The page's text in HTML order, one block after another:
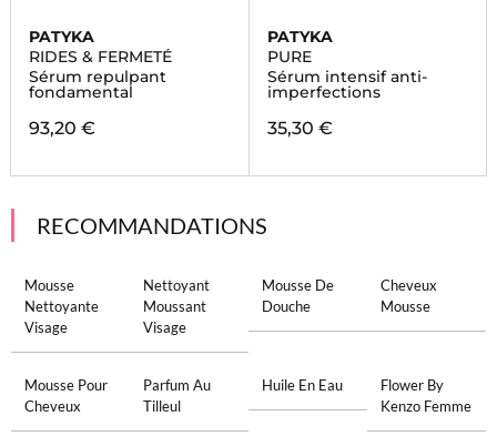
PATYKA
RIDES & FERMETÉ
Sérum repulpant
fondamental
93,20 €
PATYKA
PURE
Sérum intensif anti-
imperfections
35,30 €
RECOMMANDATIONS
Mousse
Nettoyante
Visage
Nettoyant
Moussant
Visage
Mousse De
Douche
Cheveux
Mousse
Mousse Pour
Cheveux
Parfum Au
Tilleul
Huile En Eau
Flower By
Kenzo Femme